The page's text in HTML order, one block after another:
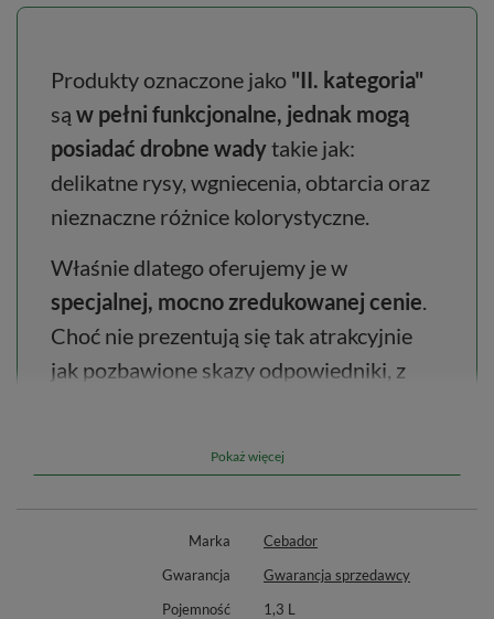
Produkty oznaczone jako "II. kategoria"
są w pełni funkcjonalne, jednak mogą
posiadać drobne wadytakie jak:
delikatne rysy, wgniecenia, obtarcia oraz
nieznaczne różnice kolorystyczne.
Właśnie dlatego oferujemy je w
specjalnej, mocno zredukowanej cenie.
Choć nie prezentują się tak atrakcyjnie
jak pozbawione skazy odpowiedniki, z
YerbaGo – termos, tykwa i bombilla w
Pokaż więcej
Marka
Cebador
Gwarancja
Gwarancja sprzedawcy
Pojemność
1,3 L